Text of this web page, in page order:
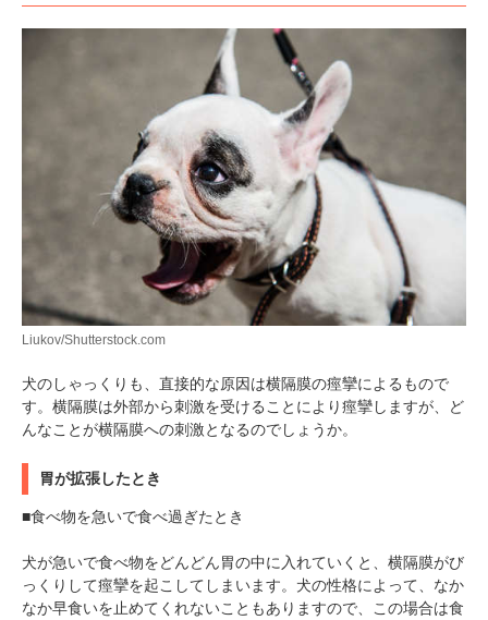
Liukov/Shutterstock.com
犬のしゃっくりも、直接的な原因は横隔膜の痙攣によるもので
す。横隔膜は外部から刺激を受けることにより痙攣しますが、ど
んなことが横隔膜への刺激となるのでしょうか。
胃が拡張したとき
■食べ物を急いで食べ過ぎたとき
犬が急いで食べ物をどんどん胃の中に入れていくと、横隔膜がび
っくりして痙攣を起こしてしまいます。犬の性格によって、なか
なか早食いを止めてくれないこともありますので、この場合は食